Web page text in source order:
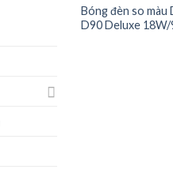
Bóng đèn so màu
D90 Deluxe 18W/